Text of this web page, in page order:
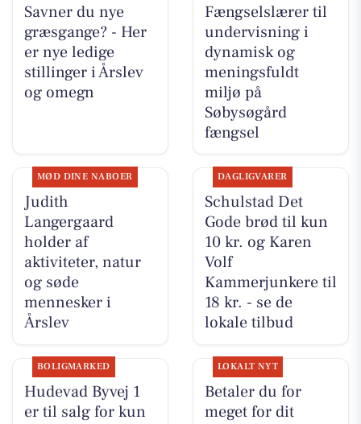
Savner du nye
græsgange? - Her
er nye ledige
stillinger i Årslev
og omegn
Fængselslærer til
undervisning i
dynamisk og
meningsfuldt
miljø på
Søbysøgård
fængsel
MØD DINE NABOER
Judith
Langergaard
holder af
aktiviteter, natur
og søde
mennesker i
Årslev
DAGLIGVARER
Schulstad Det
Gode brød til kun
10 kr. og Karen
Volf
Kammerjunkere til
18 kr. - se de
lokale tilbud
BOLIGMARKED
Hudevad Byvej 1
er til salg for kun
LOKALT NYT
Betaler du for
meget for dit